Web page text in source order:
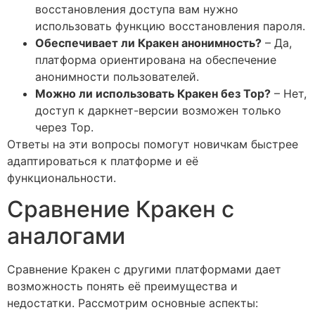
восстановления доступа вам нужно
использовать функцию восстановления пароля.
Обеспечивает ли Кракен анонимность? – Да,
платформа ориентирована на обеспечение
анонимности пользователей.
Можно ли использовать Кракен без Тор? – Нет,
доступ к даркнет-версии возможен только
через Тор.
Ответы на эти вопросы помогут новичкам быстрее
адаптироваться к платформе и её
функциональности.
Сравнение Кракен с
аналогами
Сравнение Кракен с другими платформами дает
возможность понять её преимущества и
недостатки. Рассмотрим основные аспекты: